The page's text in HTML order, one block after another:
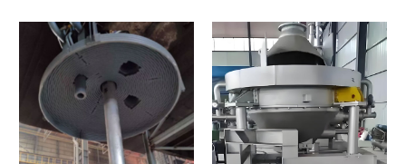
оборудование
непрерывной
загрузки